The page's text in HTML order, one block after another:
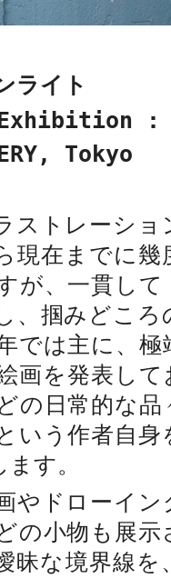
ライト
:
Tokyo
ストレーシ
現在までに
が、一貫し
、掴みどこ
では主に、
画を発表し
の日常的な
いう作者自
す。
やドローイ
の小物も展
昧な境界線